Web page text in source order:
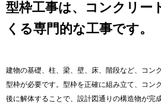
型枠工事は、コンクリー
くる専門的な工事です。
建物の基礎、柱、梁、壁、床、階段など、コン
型枠が必要です。型枠を正確に組み立て、コン
後に解体することで、設計図通りの構造物が完